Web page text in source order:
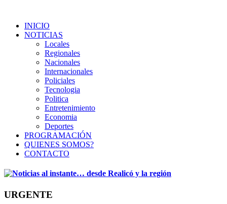
INICIO
NOTICIAS
Locales
Regionales
Nacionales
Internacionales
Policiales
Tecnologia
Politica
Entretenimiento
Economia
Deportes
PROGRAMACIÓN
QUIENES SOMOS?
CONTACTO
URGENTE